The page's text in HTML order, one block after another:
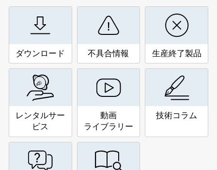
ダウンロード 不具合情報 生産終了製品
レンタルサー
ビス
動画
ライブラリー
技術コラム